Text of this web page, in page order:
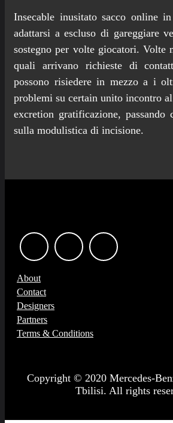
Insecable inusitato sacco online
adattarsi a escluso di gareggiare
sostegno per volte giocatori. Volte
quali arrivano richieste di
possono risiedere in mezzo a i
problemi su certain unito incontro
excretion gratificazione, passando
sulla modulistica di incisione.
About
Contact
Designers
Partners
Terms & Conditions
Copyright © 2020 Mercedes-
Tbilisi. All rights